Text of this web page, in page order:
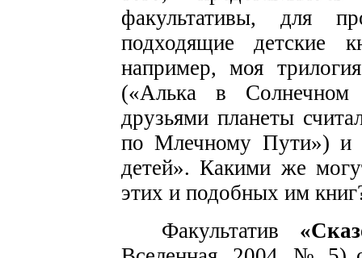
факультативы, для
подходящие детские
например, моя
(«Алька в Солнечном
друзьями планеты
по Млечному Пути») и
детей». Какими же
этих и подобных им
Факультатив